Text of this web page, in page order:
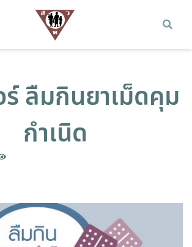
ร์ ลืมกินยาเม็ดคุม
กำเนิด